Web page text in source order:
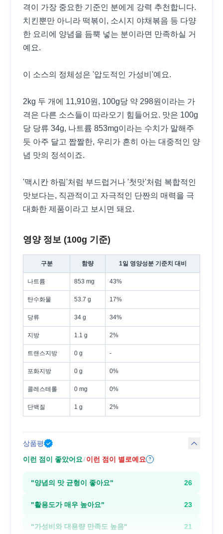
격이 가장 중요한 기준인 분에게 강력 추천합니다.
치킨뿐만 아니라 떡볶이, 소시지 야채볶음 등 다양
한 요리에 양념을 듬뿍 넣는 분이라면 만족하실 거
예요.
이 소스의 정체성은 '압도적인 가성비'예요.
2kg 두 개에 11,910원, 100g당 약 298원이라는 가
격은 다른 소스들이 따라오기 힘들어요. 맛은 100g
당 당류 34g, 나트륨 853mg이라는 수치가 말해주
듯 아주 달고 짭짤한, 우리가 흔히 아는 대중적인 양
념 맛의 정석이죠.
'맥시칸 하림'처럼 부드럽거나 '첫맛'처럼 복합적인
맛보다는, 직관적이고 자극적인 단짠의 매력을 극
대화한 제품이라고 보시면 돼요.
영양 정보 (100g 기준)
구분 함량 1일 영양성분 기준치 대비
나트륨 853 mg 43%
탄수화물 53.7 g 17%
당류 34 g 34%
지방 1.1 g 2%
트랜스지방 0 g -
포화지방 0 g 0%
콜레스테롤 0 mg 0%
단백질 1 g 2%
상품평
이런 점이 좋았어요 / 이런 점이 별로예요 ?
"양념의 맛 균형이 좋아요" 26
"활용도가 매우 높아요" 23
"가성비와 대용량 만족도 높음" 21